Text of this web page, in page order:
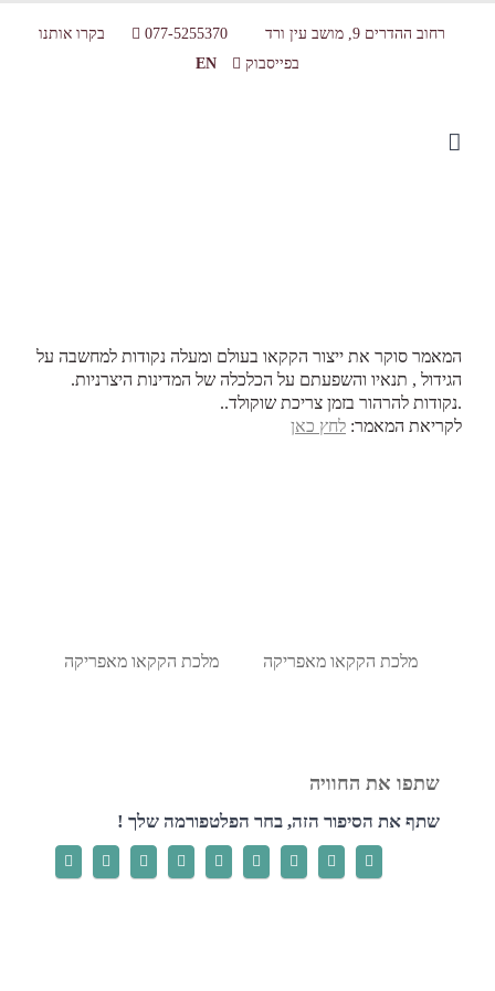
רחוב ההדרים 9, מושב עין ורד 077-5255370
בקרו אותנו
בפייסבוק
EN
המאמר סוקר את ייצור הקקאו בעולם ומעלה נקודות למחשבה על
הגידול , תנאיו והשפעתם על הכלכלה של המדינות היצרניות.
.נקודות להרהור בזמן צריכת שוקולד..
לקריאת המאמר: לחץ כאן
מלכת הקקאו מאפריקה מלכת הקקאו מאפריקה
שתף את הסיפור הזה, בחר הפלטפורמה שלך !